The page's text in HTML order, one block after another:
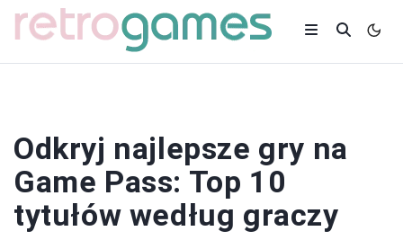
Odkryj najlepsze gry na
Game Pass: Top 10
tytułów według graczy